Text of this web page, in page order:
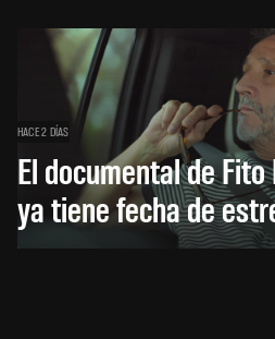
HACE 2 DÍAS
El documental de
ya tiene fecha de